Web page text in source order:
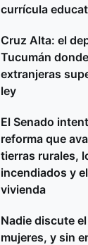
currícula
Cruz Alta: el
Tucumán
extranjeras
ley
El Senado
reforma que
tierras rurales,
incendiados y
vivienda
Nadie discute
mujeres, y sin